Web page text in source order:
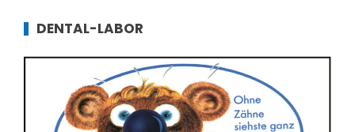
DENTAL-LABOR